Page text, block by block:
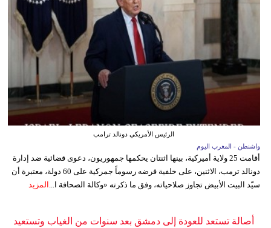
الرئيس الأمريكي دونالد ترامب
واشنطن - المغرب اليوم
أقامت 25 ولاية أميركية، بينها اثنتان يحكمها جمهوريون، دعوى قضائية ضد إدارة
دونالد ترمب، الاثنين، على خلفية فرضه رسوماً جمركية على 60 دولة، معتبرة أن
سيّد البيت الأبيض تجاوز صلاحياته، وفق ما ذكرته «وكالة الصحافة ا...
المزيد
أصالة تستعد للعودة إلى دمشق بعد سنوات من الغياب وتستعيد